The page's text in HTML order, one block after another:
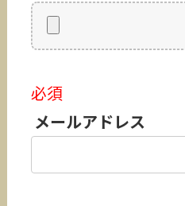
必須
メールアドレス